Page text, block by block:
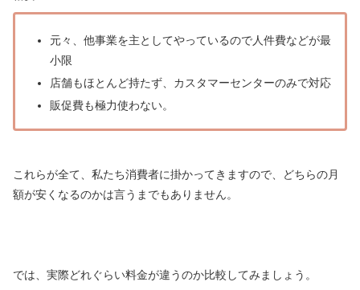
元々、他事業を主としてやっているので人件費などが最
小限
店舗もほとんど持たず、カスタマーセンターのみで対応
販促費も極力使わない。
これらが全て、私たち消費者に掛かってきますので、どちらの月
額が安くなるのかは言うまでもありません。
では、実際どれぐらい料金が違うのか比較してみましょう。